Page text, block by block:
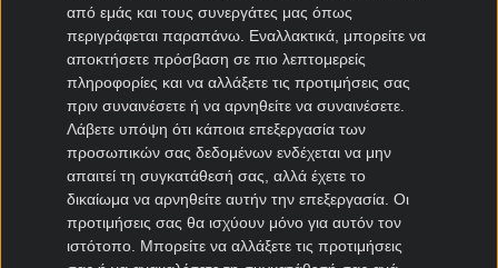
από εμάς και τους συνεργάτες μας όπως
περιγράφεται παραπάνω. Εναλλακτικά, μπορείτε να
αποκτήσετε πρόσβαση σε πιο λεπτομερείς
πληροφορίες και να αλλάξετε τις προτιμήσεις σας
πριν συναινέσετε ή να αρνηθείτε να συναινέσετε.
Λάβετε υπόψη ότι κάποια επεξεργασία των
προσωπικών σας δεδομένων ενδέχεται να μην
απαιτεί τη συγκατάθεσή σας, αλλά έχετε το
δικαίωμα να αρνηθείτε αυτήν την επεξεργασία. Οι
προτιμήσεις σας θα ισχύουν μόνο για αυτόν τον
ιστότοπο. Μπορείτε να αλλάξετε τις προτιμήσεις
Παρί Σεν Ζερμέν μεταγραφές
Μονακό μεταγραφές
Μαρσέιγ μεταγραφές
Λυών μεταγραφές
Μεταγραφές Super League 2
Ηρακλής μεταγραφές
ΠΑΣ Γιάννινα μεταγραφές